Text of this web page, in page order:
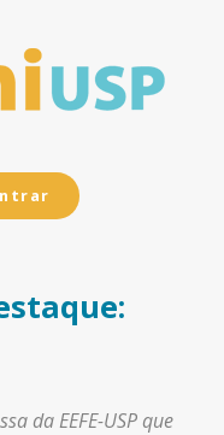
da EEFE-USP que